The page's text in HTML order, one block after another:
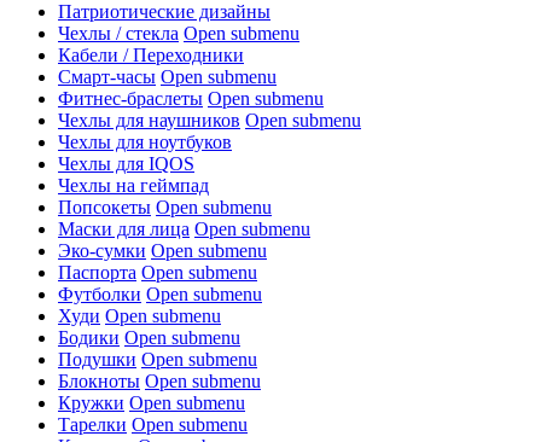
Патриотические дизайны
Чехлы / стекла Open submenu
Кабели / Переходники
Смарт-часы Open submenu
Фитнес-браслеты Open submenu
Чехлы для наушников Open submenu
Чехлы для ноутбуков
Чехлы для IQOS
Чехлы на геймпад
Попсокеты Open submenu
Маски для лица Open submenu
Эко-сумки Open submenu
Паспорта Open submenu
Футболки Open submenu
Худи Open submenu
Бодики Open submenu
Подушки Open submenu
Блокноты Open submenu
Кружки Open submenu
Тарелки Open submenu